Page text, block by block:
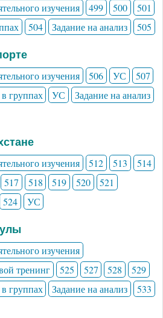
изучения 499 500
501
504 Задание на анализ 505
изучения 506 УС
507
группах УС
Задание на анализ
изучения 512 513
514
517 518 519 520
521
524 УС
изучения
тренинг 525 527 528
529
группах Задание на анализ
533